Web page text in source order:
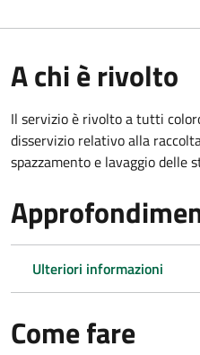
A chi è rivolto
Il servizio è rivolto a tutti
disservizio relativo alla
spazzamento e lavaggio delle
Ulteriori informazioni
Come fare